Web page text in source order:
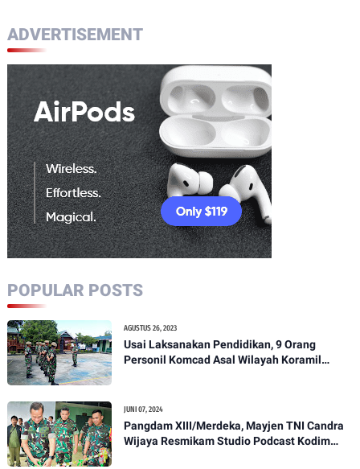
ADVERTISEMENT
POPULAR POSTS
AGUSTUS 26, 2023
Usai Laksanakan Pendidikan, 9 Orang
Personil Komcad Asal Wilayah Koramil
JUNI 07, 2024
Pangdam XIII/Merdeka, Mayjen TNI Candra
Wijaya Resmikam Studio Podcast Kodim